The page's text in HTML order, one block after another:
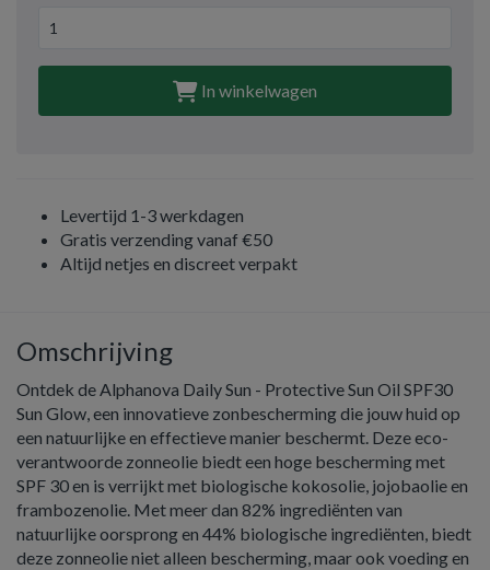
In winkelwagen
Levertijd 1-3 werkdagen
Gratis verzending vanaf €50
Altijd netjes en discreet verpakt
Omschrijving
Ontdek de Alphanova Daily Sun - Protective Sun Oil SPF30
Sun Glow, een innovatieve zonbescherming die jouw huid op
een natuurlijke en effectieve manier beschermt. Deze eco-
verantwoorde zonneolie biedt een hoge bescherming met
SPF 30 en is verrijkt met biologische kokosolie, jojobaolie en
frambozenolie. Met meer dan 82% ingrediënten van
natuurlijke oorsprong en 44% biologische ingrediënten, biedt
deze zonneolie niet alleen bescherming, maar ook voeding en